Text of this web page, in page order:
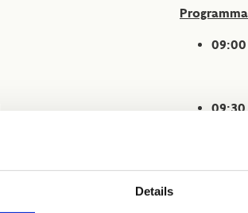
Details
09:30
10:45